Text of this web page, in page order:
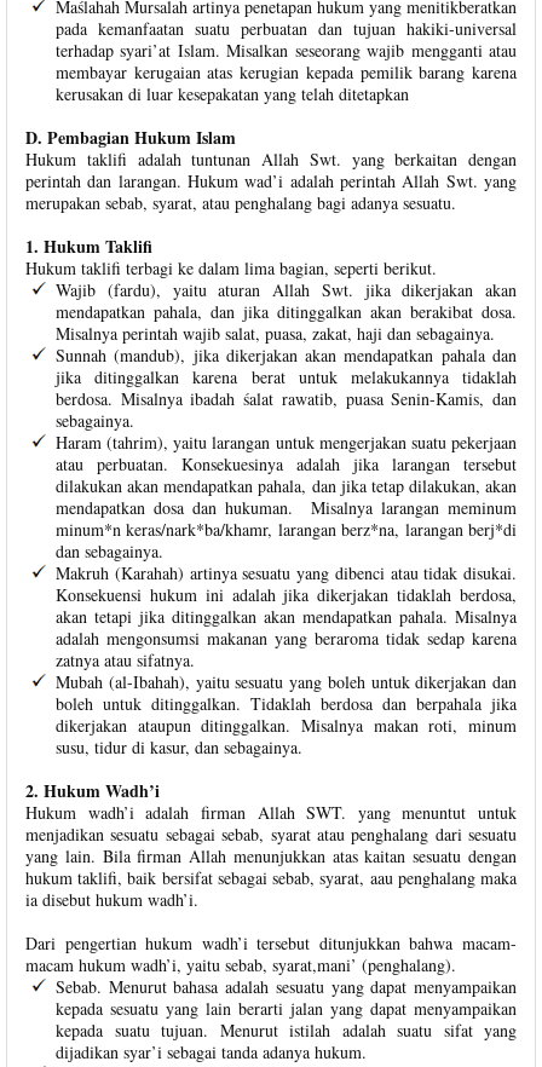
Maślahah Mursalah artinya penetapan hukum yang menitikberatkan
pada kemanfaatan suatu perbuatan dan tujuan hakiki-universal
terhadap syari’at Islam. Misalkan seseorang wajib mengganti atau
membayar kerugaian atas kerugian kepada pemilik barang karena
kerusakan di luar kesepakatan yang telah ditetapkan
D. Pembagian Hukum Islam
Hukum taklifi adalah tuntunan Allah Swt. yang berkaitan dengan
perintah dan larangan. Hukum wad’i adalah perintah Allah Swt. yang
merupakan sebab, syarat, atau penghalang bagi adanya sesuatu.
1. Hukum Taklifi
Hukum taklifi terbagi ke dalam lima bagian, seperti berikut.
Wajib (fardu), yaitu aturan Allah Swt. jika dikerjakan akan
mendapatkan pahala, dan jika ditinggalkan akan berakibat dosa.
Misalnya perintah wajib salat, puasa, zakat, haji dan sebagainya.
Sunnah (mandub), jika dikerjakan akan mendapatkan pahala dan
jika ditinggalkan karena berat untuk melakukannya tidaklah
berdosa. Misalnya ibadah śalat rawatib, puasa Senin-Kamis, dan
sebagainya.
Haram (tahrim), yaitu larangan untuk mengerjakan suatu pekerjaan
atau perbuatan. Konsekuesinya adalah jika larangan tersebut
dilakukan akan mendapatkan pahala, dan jika tetap dilakukan, akan
mendapatkan dosa dan hukuman. Misalnya larangan meminum
minum*n keras/nark*ba/khamr, larangan berz*na, larangan berj*di
dan sebagainya.
Makruh (Karahah) artinya sesuatu yang dibenci atau tidak disukai.
Konsekuensi hukum ini adalah jika dikerjakan tidaklah berdosa,
akan tetapi jika ditinggalkan akan mendapatkan pahala. Misalnya
adalah mengonsumsi makanan yang beraroma tidak sedap karena
zatnya atau sifatnya.
Mubah (al-Ibahah), yaitu sesuatu yang boleh untuk dikerjakan dan
boleh untuk ditinggalkan. Tidaklah berdosa dan berpahala jika
dikerjakan ataupun ditinggalkan. Misalnya makan roti, minum
susu, tidur di kasur, dan sebagainya.
2. Hukum Wadh’i
Hukum wadh’i adalah firman Allah SWT. yang menuntut untuk
menjadikan sesuatu sebagai sebab, syarat atau penghalang dari sesuatu
yang lain. Bila firman Allah menunjukkan atas kaitan sesuatu dengan
hukum taklifi, baik bersifat sebagai sebab, syarat, aau penghalang maka
ia disebut hukum wadh’i.
Dari pengertian hukum wadh’i tersebut ditunjukkan bahwa macam-
macam hukum wadh’i, yaitu sebab, syarat,mani’ (penghalang).
Sebab. Menurut bahasa adalah sesuatu yang dapat menyampaikan
kepada sesuatu yang lain berarti jalan yang dapat menyampaikan
kepada suatu tujuan. Menurut istilah adalah suatu sifat yang
dijadikan syar’i sebagai tanda adanya hukum.